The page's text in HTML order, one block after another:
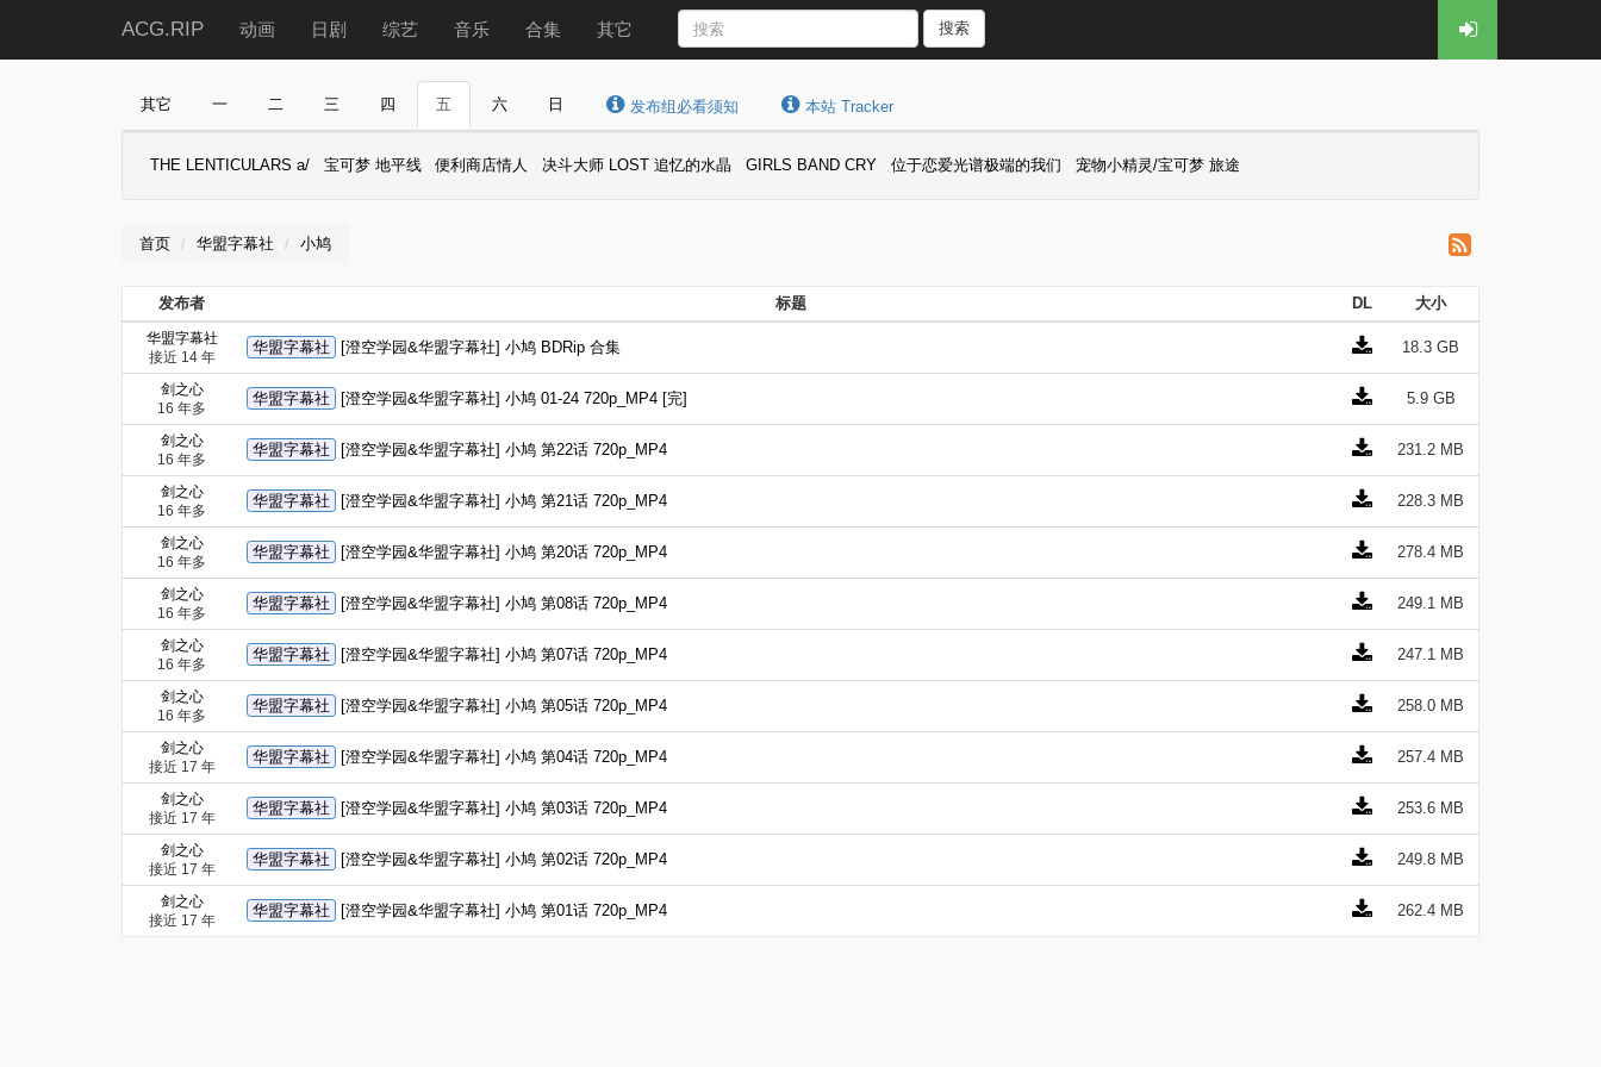
ACG.RIP 动画 日剧 综艺 音乐 合集 其它 搜索
其它 一 二 三 四 五 六 日 发布组必看须知 本站 Tracker
THE LENTICULARS a/ 宝可梦 地平线 便利商店情人 决斗大师 LOST 追忆的水晶 GIRLS BAND CRY 位于恋爱光谱极端的我们 宠物小精灵/宝可梦 旅途
首页 华盟字幕社 小鸠
发布者 标题 DL 大小
华盟字幕社
接近 14 年
华盟字幕社 [澄空学园&华盟字幕社] 小鸠 BDRip 合集 18.3 GB
剑之心
16 年多
华盟字幕社 [澄空学园&华盟字幕社] 小鸠 01-24 720p_MP4 [完] 5.9 GB
剑之心
16 年多
华盟字幕社 [澄空学园&华盟字幕社] 小鸠 第22话 720p_MP4 231.2 MB
剑之心
16 年多
华盟字幕社 [澄空学园&华盟字幕社] 小鸠 第21话 720p_MP4 228.3 MB
剑之心
16 年多
华盟字幕社 [澄空学园&华盟字幕社] 小鸠 第20话 720p_MP4 278.4 MB
剑之心
16 年多
华盟字幕社 [澄空学园&华盟字幕社] 小鸠 第08话 720p_MP4 249.1 MB
剑之心
16 年多
华盟字幕社 [澄空学园&华盟字幕社] 小鸠 第07话 720p_MP4 247.1 MB
剑之心
16 年多
华盟字幕社 [澄空学园&华盟字幕社] 小鸠 第05话 720p_MP4 258.0 MB
剑之心
接近 17 年
华盟字幕社 [澄空学园&华盟字幕社] 小鸠 第04话 720p_MP4 257.4 MB
剑之心
接近 17 年
华盟字幕社 [澄空学园&华盟字幕社] 小鸠 第03话 720p_MP4 253.6 MB
剑之心
接近 17 年
华盟字幕社 [澄空学园&华盟字幕社] 小鸠 第02话 720p_MP4 249.8 MB
剑之心
接近 17 年
华盟字幕社 [澄空学园&华盟字幕社] 小鸠 第01话 720p_MP4 262.4 MB